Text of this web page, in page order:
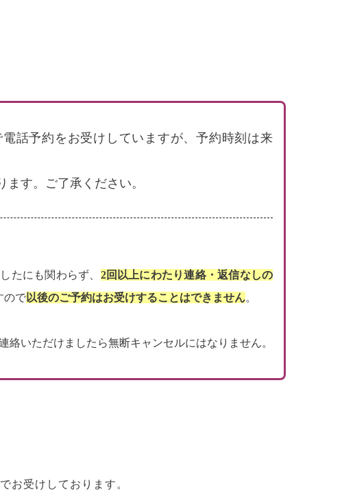
話予約をお受けしていますが、予約時刻は来
す。ご了承ください。
たにも関わらず、 2回以上にわたり連絡・返信なしの
ので以後のご予約はお受けすることはできません。
いただけましたら無断キャンセルにはなりません。
お受けしております。